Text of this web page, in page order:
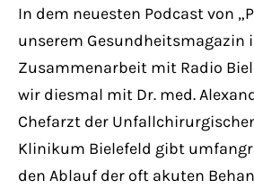
Have any questions?
+44 1234 567 890
Drop us a line
info@yourdomain.com
About us
In dem neuesten Podcast von
unserem Gesundheitsmagazin
Zusammenarbeit mit Radio
wir diesmal mit Dr. med.
Chefarzt der
Klinikum Bielefeld gibt
den Ablauf der oft akuten